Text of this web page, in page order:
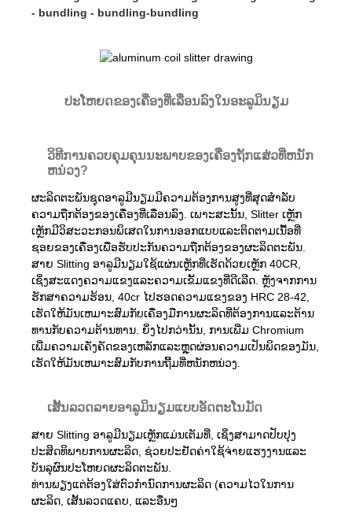
- bundling - bundling-bundling
ປະໂຫຍດຂອງເຄື່ອງທີ່ເລື່ອນລົງໃນອະລູມິນຽມ
ວິທີການຄວບຄຸມຄຸນນະພາບຂອງເຄື່ອງຖັກແສ່ວທີ່ຫນັກ
ຫນ່ວງ?
ຜະລິດຕະພັນຊຸດອາລູມີນຽມມີຄວາມຕ້ອງການສູງທີ່ສຸດສໍາລັບ
ຄວາມຖືກຕ້ອງຂອງເຄື່ອງທີ່ເລື່ອນລົງ. ເພາະສະນັ້ນ, Slitter ເຫຼັກ
ເຫຼັກມີວິສະວະກອນພິເສດໃນການອອກແບບແລະຕິດຕາມເນື້ອທີ່
ຊອຍຂອງເຄື່ອງເພື່ອຮັບປະກັນຄວາມຖືກຕ້ອງຂອງຜະລິດຕະພັນ.
ສາຍ Slitting ອາລູມີນຽມໃຊ້ແຜ່ນເຫຼັກທີ່ເຮັດດ້ວຍເຫຼັກ 40CR,
ເຊິ່ງສະແດງຄວາມແຂງແລະຄວາມເຂັ້ມແຂງທີ່ດີເລີດ. ຫຼັງຈາກການ
ຮັກສາຄວາມຮ້ອນ, 40cr ໄປຮອດຄວາມແຂງຂອງ HRC 28-42,
ເຮັດໃຫ້ມັນເຫມາະສົມກັບເຄື່ອງມືການຜະລິດທີ່ຕ້ອງການແລະຕ້ານ
ທານກັບຄວາມຕ້ານທານ. ຍິ່ງໄປກວ່ານັ້ນ, ການເພີ່ມ Chromium
ເພີ່ມຄວາມເຄັ່ງຄັດຂອງເຫລັກແລະຫຼຸດຜ່ອນຄວາມເປັນພິດຂອງມັນ,
ເຮັດໃຫ້ມັນເຫມາະສົມກັບການຖີ້ມທີ່ຫນັກຫນ່ວງ.
ເສັ້ນລວດລາຍອາລູມິນຽມແບບອັດຕະໂນມັດ
ສາຍ Slitting ອາລູມີນຽມເຫຼັກແມ່ນເຕັມທີ່, ເຊິ່ງສາມາດປັບປຸງ
ປະສິດທິພາບການຜະລິດ, ຊ່ວຍປະຢັດຄ່າໃຊ້ຈ່າຍແຮງງານແລະ
ບັນລຸຜົນປະໂຫຍດຜະລິດຕະພັນ.
ທ່ານພຽງແຕ່ຕ້ອງໃສ່ຕົວກໍານົດການຜະລິດ (ຄວາມໄວໃນການ
ຜະລິດ, ເສັ້ນລວດແຄບ, ແລະອື່ນໆ